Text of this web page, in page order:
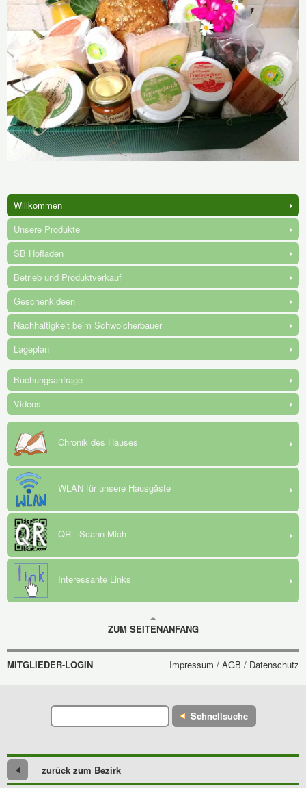
Willkommen
Unsere Produkte
SB Hofladen
Betrieb und Produktverkauf
Geschenkideen
Nachhaltigkeit beim Schwoicherbauer
Lageplan
Buchungsanfrage
Videos
Chronik des Hauses
WLAN für unsere Hausgäste
QR - Scann Mich
Interessante Links
ZUM SEITENANFANG
MITGLIEDER-LOGIN Impressum / AGB / Datenschutz
Schnellsuche
zurück zum Bezirk